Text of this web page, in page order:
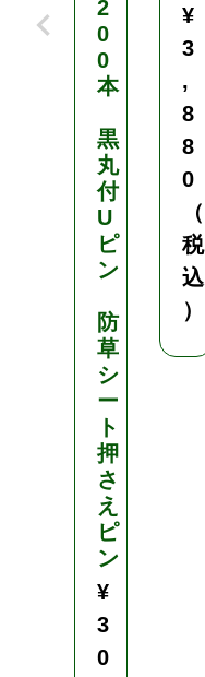
2
0
0
本
黒
丸
付
U
ピ
ン
防
草
シ
ー
ト
押
さ
え
ピ
ン
¥
3
0
¥
3
,
8
8
0
（
税
込
）